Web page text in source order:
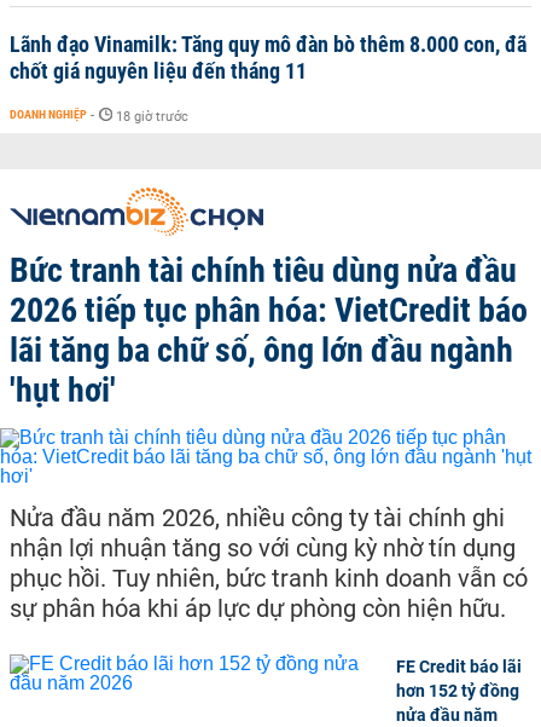
Lãnh đạo Vinamilk: Tăng quy mô đàn bò thêm 8.000 con, đã
chốt giá nguyên liệu đến tháng 11
DOANH NGHIỆP - 18 giờ trước
Bức tranh tài chính tiêu dùng nửa đầu
2026 tiếp tục phân hóa: VietCredit báo
lãi tăng ba chữ số, ông lớn đầu ngành
'hụt hơi'
Nửa đầu năm 2026, nhiều công ty tài chính ghi
nhận lợi nhuận tăng so với cùng kỳ nhờ tín dụng
phục hồi. Tuy nhiên, bức tranh kinh doanh vẫn có
sự phân hóa khi áp lực dự phòng còn hiện hữu.
FE Credit báo lãi
hơn 152 tỷ đồng
nửa đầu năm